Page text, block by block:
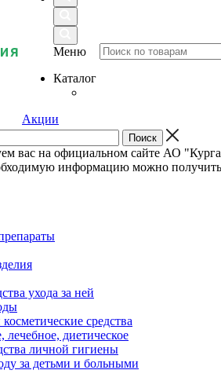
Меню
Каталог
Акции
вас на официальном сайте АО
информацию можно
ухода за ней
средства
лечебное, диетическое
личной гигиены
за детьми и больными